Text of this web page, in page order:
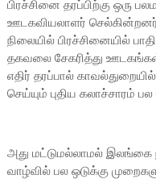
பிரச்சினை தரப்பிற்கு ஒரு
ஊடகவியலாளர்
நிலையில் பிரச்சினையில்
தகவலை சேகரித்து ஊடகங்கள்
எதிர் தரப்பால்
செய்யும் புதிய கலாச்சாரம்
அது மட்டுமல்லாமல் இலங்கை
வாழ்வில் பல ஒடுக்கு